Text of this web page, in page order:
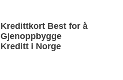
Kredittkort Best for å
Gjenoppbygge
Kreditt i Norge